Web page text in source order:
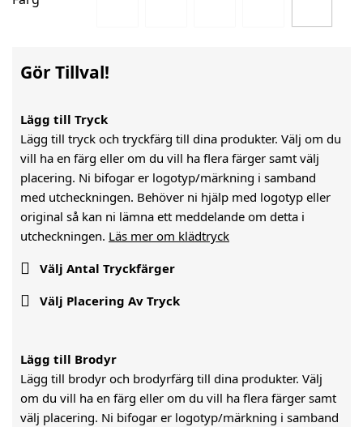
Gör Tillval!
Lägg till Tryck
Lägg till tryck och tryckfärg till dina produkter. Välj om du
vill ha en färg eller om du vill ha flera färger samt välj
placering. Ni bifogar er logotyp/märkning i samband
med utcheckningen. Behöver ni hjälp med logotyp eller
original så kan ni lämna ett meddelande om detta i
utcheckningen. Läs mer om klädtryck
 Välj Antal Tryckfärger
 Välj Placering Av Tryck
Lägg till Brodyr
Lägg till brodyr och brodyrfärg till dina produkter. Välj
om du vill ha en färg eller om du vill ha flera färger samt
välj placering. Ni bifogar er logotyp/märkning i samband